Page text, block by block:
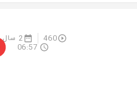
460 2 سال پیش
06:57